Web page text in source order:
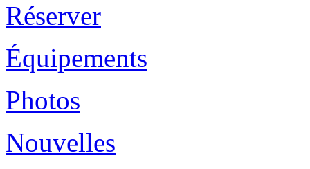
Réserver
Équipements
Photos
Nouvelles